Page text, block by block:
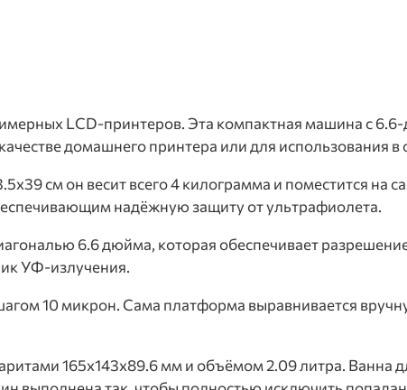
LCD-принтеров. Эта компактная машина с
домашнего принтера или для использования в
см он весит всего 4 килограмма и поместится на
надёжную защиту от ультрафиолета.
6.6 дюйма, которая обеспечивает
УФ-излучения.
10 микрон. Сама платформа выравнивается
165х143х89.6 мм и объёмом 2.09 литра. Ванна